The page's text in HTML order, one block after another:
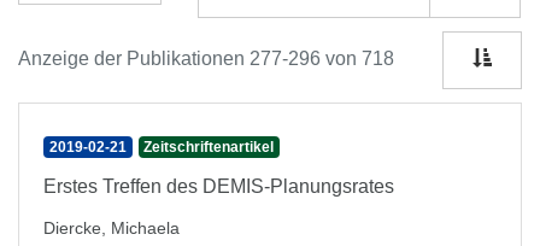
Anzeige der Publikationen 277-296 von 718
2019-02-21 Zeitschriftenartikel
Erstes Treffen des DEMIS-Planungsrates
Diercke, Michaela